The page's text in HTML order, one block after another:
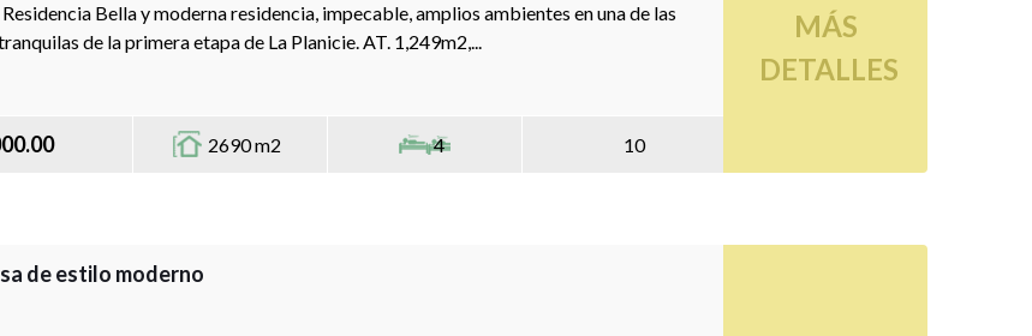
Bella y moderna residencia, impecable, amplios ambientes en una de las
de la primera etapa de La Planicie. AT. 1,249m2,...
2690 m2 4 10
MÁS
DETALLES
de estilo moderno